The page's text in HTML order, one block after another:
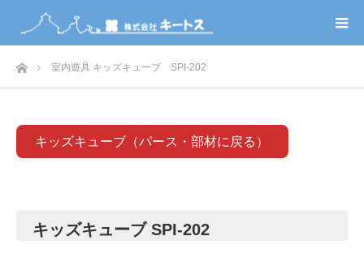
ホーム室内遊具 キッズキューブ SPI-202
キッズキューブ（パース・部材に戻る）
キッズキューブ SPI-202